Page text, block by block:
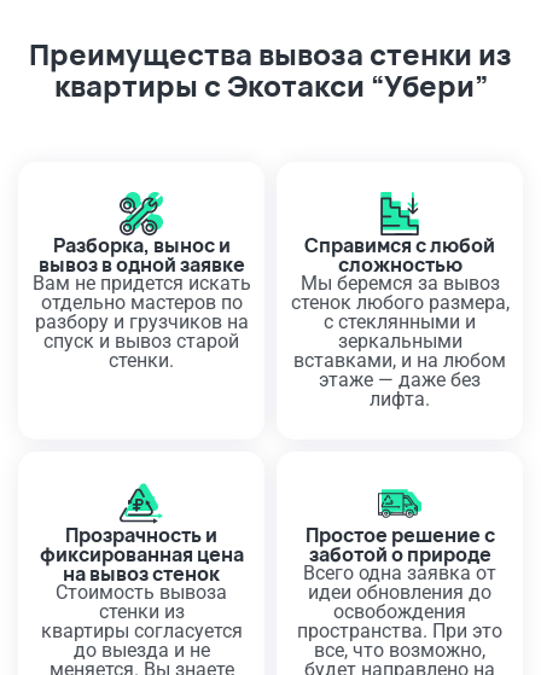
Преимущества вывоза стенки из
квартиры с Экотакси “Убери”
Разборка, вынос и
вывоз в одной заявке
Вам не придется искать
отдельно мастеров по
разбору и грузчиков на
спуск и вывоз старой
стенки.
Справимся с любой
сложностью
Мы беремся за вывоз
стенок любого размера,
с стеклянными и
зеркальными
вставками, и на любом
этаже — даже без
лифта.
Прозрачность и
фиксированная цена
на вывоз стенок
Стоимость вывоза
стенки из
квартиры согласуется
до выезда и не
меняется. Вы знаете
Простое решение с
заботой о природе
Всего одна заявка от
идеи обновления до
освобождения
пространства. При это
все, что возможно,
будет направлено на